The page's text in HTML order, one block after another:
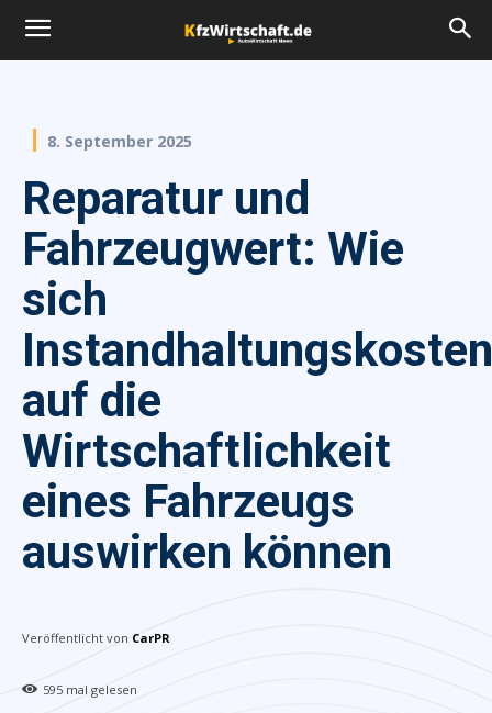
8. September 2025
Reparatur und
Fahrzeugwert: Wie
sich
Instandhaltungskosten
auf die
Wirtschaftlichkeit
eines Fahrzeugs
auswirken können
Veröffentlicht von CarPR
595 mal gelesen